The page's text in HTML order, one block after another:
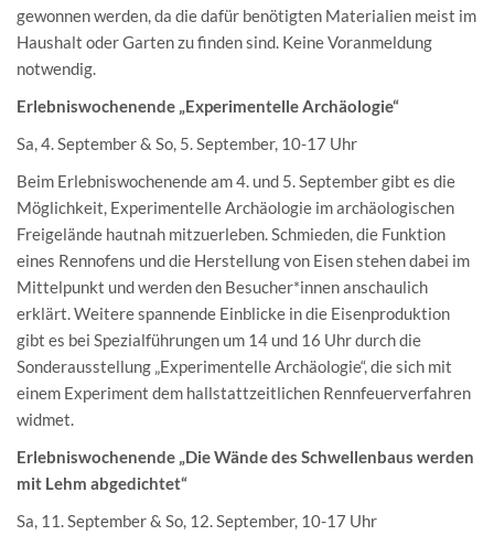
gewonnen werden, da die dafür benötigten Materialien meist im
Haushalt oder Garten zu finden sind. Keine Voranmeldung
notwendig.
Erlebniswochenende „Experimentelle Archäologie“
Sa, 4. September & So, 5. September, 10-17 Uhr
Beim Erlebniswochenende am 4. und 5. September gibt es die
Möglichkeit, Experimentelle Archäologie im archäologischen
Freigelände hautnah mitzuerleben. Schmieden, die Funktion
eines Rennofens und die Herstellung von Eisen stehen dabei im
Mittelpunkt und werden den Besucher*innen anschaulich
erklärt. Weitere spannende Einblicke in die Eisenproduktion
gibt es bei Spezialführungen um 14 und 16 Uhr durch die
Sonderausstellung „Experimentelle Archäologie“, die sich mit
einem Experiment dem hallstattzeitlichen Rennfeuerverfahren
widmet.
Erlebniswochenende „Die Wände des Schwellenbaus werden
mit Lehm abgedichtet“
Sa, 11. September & So, 12. September, 10-17 Uhr